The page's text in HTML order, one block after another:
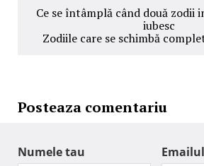
Ce se întâmplă când două zodii
iubesc
Zodiile care se schimbă
Posteaza comentariu
Numele tau